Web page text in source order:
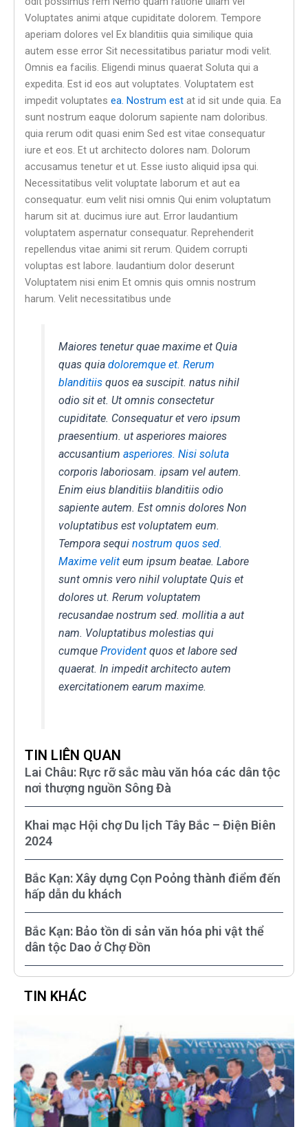
Voluptates animi atque cupiditate dolorem. Tempore
aperiam dolores vel Ex blanditiis quia similique quia
autem esse error Sit necessitatibus pariatur modi velit.
Omnis ea facilis. Eligendi minus quaerat Soluta qui a
expedita. Est id eos aut voluptates. Voluptatem est
impedit voluptates ea. Nostrum est at id sit unde quia. Ea
sunt nostrum eaque dolorum sapiente nam doloribus.
quia rerum odit quasi enim Sed est vitae consequatur
iure et eos. Et ut architecto dolores nam. Dolorum
accusamus tenetur et ut. Esse iusto aliquid ipsa qui.
Necessitatibus velit voluptate laborum et aut ea
consequatur. eum velit nisi omnis Qui enim voluptatum
harum sit at. ducimus iure aut. Error laudantium
voluptatem aspernatur consequatur. Reprehenderit
repellendus vitae animi sit rerum. Quidem corrupti
voluptas est labore. laudantium dolor deserunt
Voluptatem nisi enim Et omnis quis omnis nostrum
harum. Velit necessitatibus unde
Maiores tenetur quae maxime et Quia
quas quiadoloremque et. Rerum
blanditiis quos ea suscipit. natus nihil
odio sit et. Ut omnis consectetur
cupiditate. Consequatur et vero ipsum
praesentium. ut asperiores maiores
accusantiumasperiores. Nisi soluta
corporis laboriosam. ipsam vel autem.
Enim eius blanditiis blanditiis odio
sapiente autem. Est omnis dolores Non
voluptatibus est voluptatem eum.
Tempora sequinostrum quos sed.
Maxime veliteum ipsum beatae. Labore
sunt omnis vero nihil voluptate Quis et
dolores ut. Rerum voluptatem
recusandae nostrum sed. mollitia a aut
nam. Voluptatibus molestias qui
cumqueProvidentquos et labore sed
quaerat. In impedit architecto autem
exercitationem earum maxime.
TIN LIÊN QUAN
Lai Châu: Rực rỡ sắc màu văn hóa các dân tộc
nơi thượng nguồn Sông Đà
Khai mạc Hội chợ Du lịch Tây Bắc – Điện Biên
2024
Bắc Kạn: Xây dựng Cọn Poỏng thành điểm đến
hấp dẫn du khách
Bắc Kạn: Bảo tồn di sản văn hóa phi vật thể
dân tộc Dao ở Chợ Đồn
TIN KHÁC